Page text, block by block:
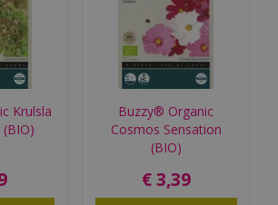
Krulsla
Buzzy® Organic
Cosmos Sensation
(BIO)
€ 3,39